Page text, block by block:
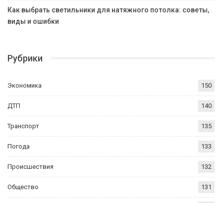
Как выбрать светильники для натяжного потолка: советы,
виды и ошибки
Рубрики
Экономика 150
ДТП 140
Транспорт 135
Погода 133
Происшествия 132
Общество 131